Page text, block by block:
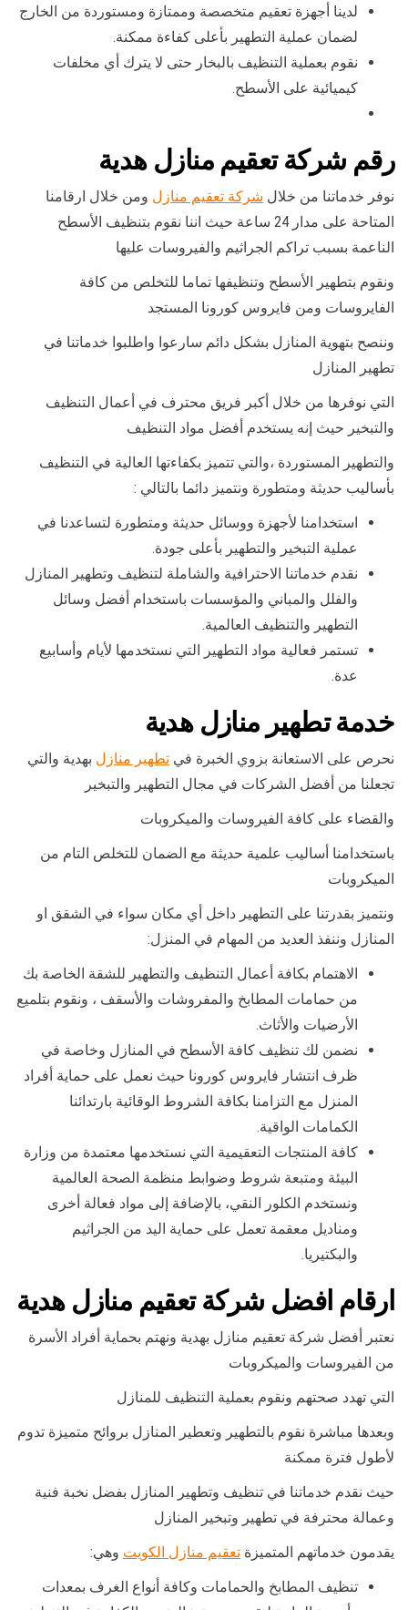
لدينا أجهزة تعقيم متخصصة وممتازة ومستوردة من الخارج
لضمان عملية التطهير بأعلى كفاءة ممكنة.
نقوم بعملية التنظيف بالبخار حتى لا يترك أي مخلفات
كيميائية على الأسطح.
رقم شركة تعقيم منازل هدية
نوفر خدماتنا من خلال شركة تعقيم منازل ومن خلال ارقامنا
المتاحة على مدار 24 ساعة حيث اننا نقوم بتنظيف الأسطح
الناعمة بسبب تراكم الجراثيم والفيروسات عليها
ونقوم بتطهير الأسطح وتنظيفها تماما للتخلص من كافة
الفايروسات ومن فايروس كورونا المستجد
وننصح بتهوية المنازل بشكل دائم سارعوا واطلبوا خدماتنا في
تطهير المنازل
التي نوفرها من خلال أكبر فريق محترف في أعمال التنظيف
والتبخير حيث إنه يستخدم أفضل مواد التنظيف
والتطهير المستوردة ،والتي تتميز بكفاءتها العالية في التنظيف
بأساليب حديثة ومتطورة ونتميز دائما بالتالي :
استخدامنا لأجهزة ووسائل حديثة ومتطورة لتساعدنا في
عملية التبخير والتطهير بأعلى جودة.
نقدم خدماتنا الاحترافية والشاملة لتنظيف وتطهير المنازل
والفلل والمباني والمؤسسات باستخدام أفضل وسائل
التطهير والتنظيف العالمية.
تستمر فعالية مواد التطهير التي نستخدمها لأيام وأسابيع
عدة.
خدمة تطهير منازل هدية
نحرص على الاستعانة بزوي الخبرة في تطهير منازل بهدية والتي
تجعلنا من أفضل الشركات في مجال التطهير والتبخير
والقضاء على كافة الفيروسات والميكروبات
باستخدامنا أساليب علمية حديثة مع الضمان للتخلص التام من
الميكروبات
ونتميز بقدرتنا على التطهير داخل أي مكان سواء في الشقق او
المنازل وننفذ العديد من المهام في المنزل:
الاهتمام بكافة أعمال التنظيف والتطهير للشقة الخاصة بك
من حمامات المطابخ والمفروشات والأسقف ، ونقوم بتلميع
الأرضيات والأثاث.
نضمن لك تنظيف كافة الأسطح في المنازل وخاصة في
ظرف انتشار فايروس كورونا حيث نعمل على حماية أفراد
المنزل مع التزامنا بكافة الشروط الوقائية بارتدائنا
الكمامات الواقية.
كافة المنتجات التعقيمية التي نستخدمها معتمدة من وزارة
البيئة ومتبعة شروط وضوابط منظمة الصحة العالمية
ونستخدم الكلور النقي، بالإضافة إلى مواد فعالة أخرى
ومناديل معقمة تعمل على حماية اليد من الجراثيم
والبكتيريا.
ارقام افضل شركة تعقيم منازل هدية
نعتبر أفضل شركة تعقيم منازل بهدية ونهتم بحماية أفراد الأسرة
من الفيروسات والميكروبات
التي تهدد صحتهم ونقوم بعملية التنظيف للمنازل
وبعدها مباشرة نقوم بالتطهير وتعطير المنازل بروائح متميزة تدوم
لأطول فترة ممكنة
حيث نقدم خدماتنا في تنظيف وتطهير المنازل بفضل نخبة فنية
وعمالة محترفة في تطهير وتبخير المنازل
يقدمون خدماتهم المتميزة تعقيم منازل الكويت وهي:
تنظيف المطابخ والحمامات وكافة أنواع الغرف بمعدات